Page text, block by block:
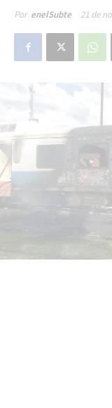
Por enelSubte 21 de